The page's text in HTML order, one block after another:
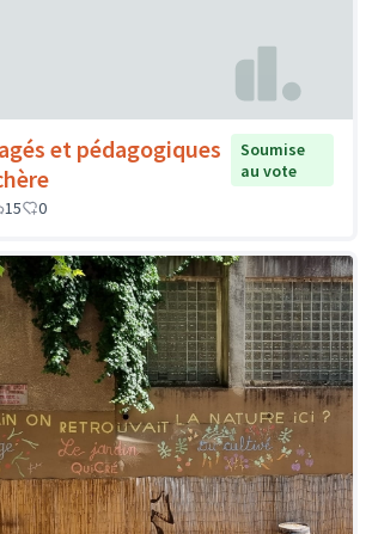
et pédagogiques
Soumise
au vote
15 0